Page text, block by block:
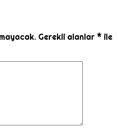
Gerekli alanlar * ile